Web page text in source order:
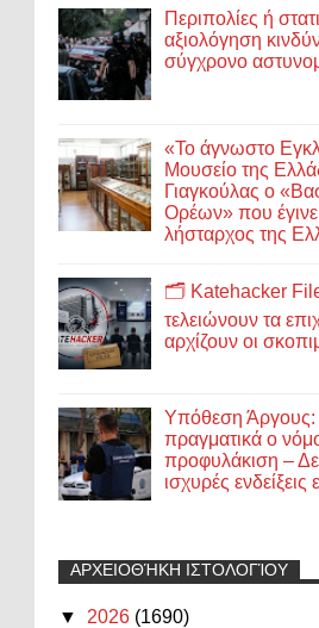
Περιπολίες ή
αξιολόγηση
σύγχρονο
«Το άγνωστο
Μουσείο της
Γιαγκούλας ο
Ορέων» που
λήσταρχος της
🗂️ Katehacker
τελειώνουν τα
αρχίζουν οι
Υπόθεση Άργους:
πραγματικά ο
προφυλάκιση –
ισχυρές ενδείξεις
ΑΡΧΕΙΟΘΉΚΗ ΙΣΤΟΛΟΓΊΟΥ
▼ 2026 (1690)